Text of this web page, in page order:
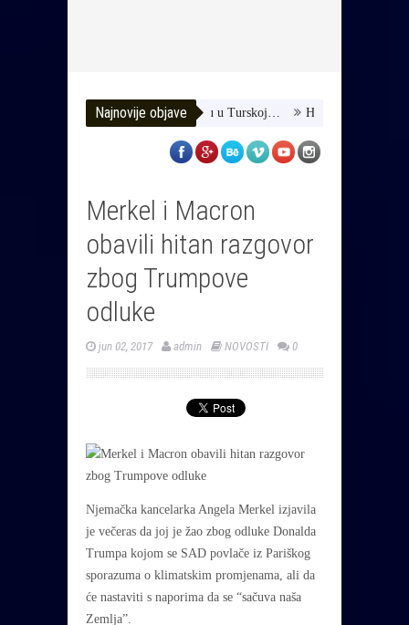
Najnovije objave
Pomozimo joj da dobije terapiju u Turskoj… HUSE TATAREVIĆ
Merkel i Macron
obavili hitan razgovor
zbog Trumpove
odluke
jun 02, 2017 admin NOVOSTI 0
Njemačka kancelarka Angela Merkel izjavila
je večeras da joj je žao zbog odluke Donalda
Trumpa kojom se SAD povlače iz Pariškog
sporazuma o klimatskim promjenama, ali da
će nastaviti s naporima da se “sačuva naša
Zemlja”.